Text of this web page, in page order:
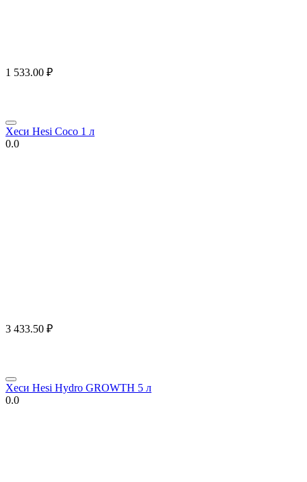
1 533.00 ₽
Хеси Hesi Coco 1 л
0.0
3 433.50 ₽
Хеси Hesi Hydro GROWTH 5 л
0.0